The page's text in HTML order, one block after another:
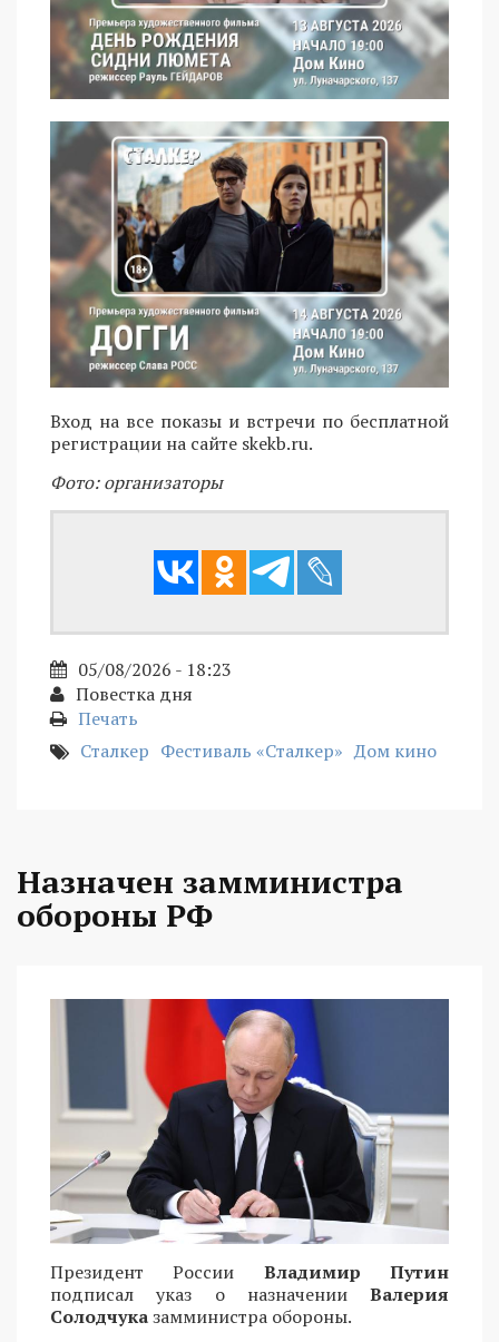
Вход на все показы и встречи по бесплатной
регистрации на сайте skekb.ru.
Фото: организаторы
05/08/2026 - 18:23
Повестка дня
Печать
Сталкер Фестиваль «Сталкер» Дом кино
Назначен замминистра
обороны РФ
Президент России Владимир Путин
подписал указ о назначенииВалерия
Солодчуказамминистра обороны.